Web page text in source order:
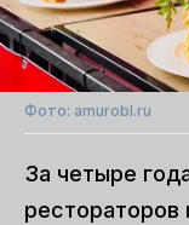
Фото: amurobl.ru
За четыре
рестораторов